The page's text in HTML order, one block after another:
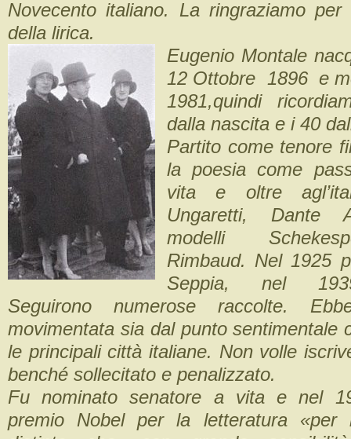
Novecento italiano. La ringraziamo per
della lirica.
Eugenio Montale
12 Ottobre 1896 e
1981,quindi
dalla nascita e i 40
Partito come tenore
la poesia come
vita e oltre
Ungaretti, Dante
modelli
Rimbaud. Nel 1925
Seppia, nel
Seguirono numerose raccolte.
movimentata sia dal punto sentimentale
le principali città italiane. Non volle
benché sollecitato e penalizzato.
Fu nominato senatore a vita e nel
premio Nobel per la letteratura «per